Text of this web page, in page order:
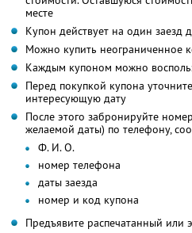
месте
Купон действует на один заезд
Можно купить неограниченное
Каждым купоном можно
Перед покупкой купона
интересующую дату
После этого забронируйте
желаемой даты) по телефону,
Ф. И. О.
номер телефона
даты заезда
номер и код купона
Предъявите распечатанный или